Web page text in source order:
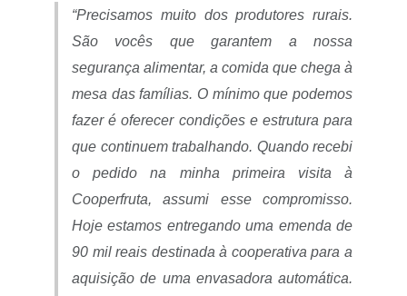
“Precisamos muito dos produtores rurais.
São vocês que garantem a nossa
segurança alimentar, a comida que chega à
mesa das famílias. O mínimo que podemos
fazer é oferecer condições e estrutura para
que continuem trabalhando. Quando recebi
o pedido na minha primeira visita à
Cooperfruta, assumi esse compromisso.
Hoje estamos entregando uma emenda de
90 mil reais destinada à cooperativa para a
aquisição de uma envasadora automática.